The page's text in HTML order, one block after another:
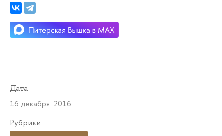
Дата
16 декабря 2016
Рубрики